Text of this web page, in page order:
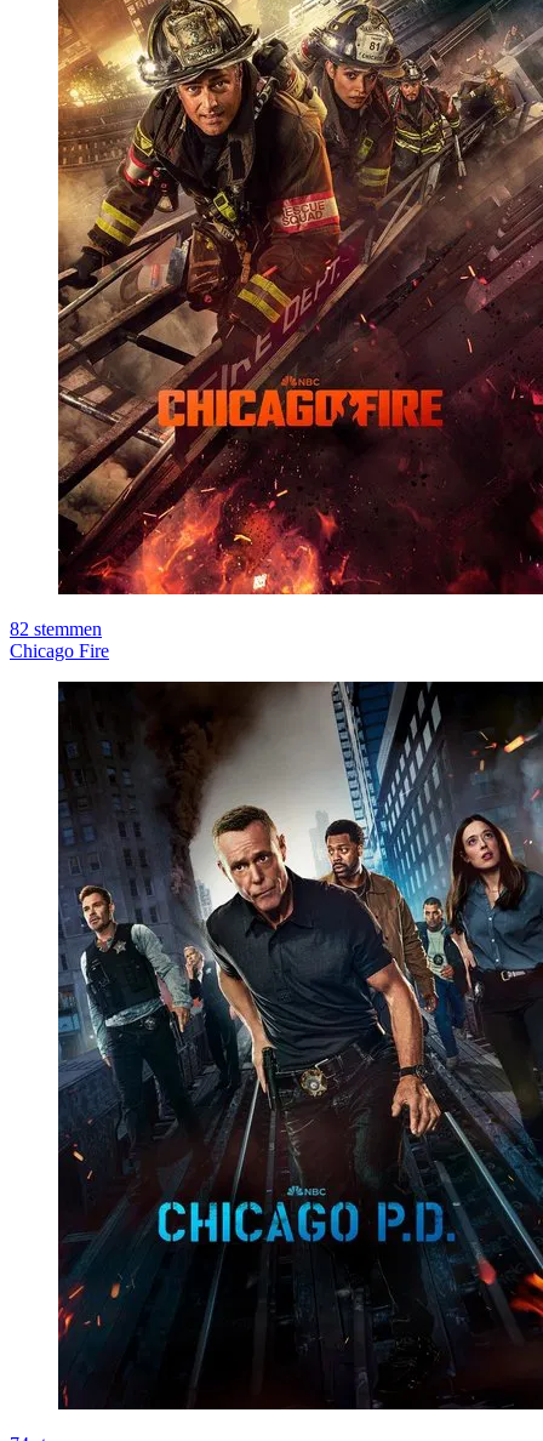
82 stemmen
Chicago Fire